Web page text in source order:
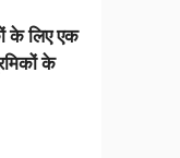
के लिए एक
के